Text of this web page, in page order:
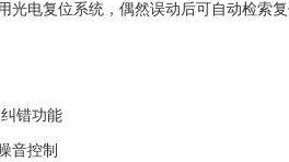
光电复位系统，偶然误动后可自动检索
错功能
音控制